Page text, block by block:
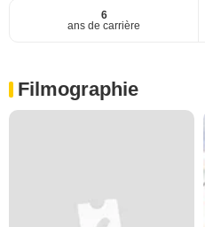
6
ans de carrière
Filmographie